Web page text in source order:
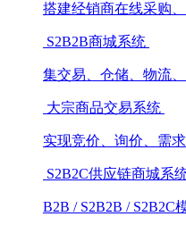
搭建经销商在线采购
S2B2B商城系统
集交易、仓储、物流
大宗商品交易系统
实现竞价、询价、需
S2B2C供应链商城系
B2B / S2B2B /